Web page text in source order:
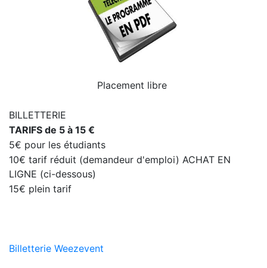
Placement libre
BILLETTERIE
TARIFS de 5 à 15 €
5€ pour les étudiants
10€ tarif réduit (demandeur d'emploi) ACHAT EN
LIGNE (ci-dessous)
15€ plein tarif
Billetterie Weezevent